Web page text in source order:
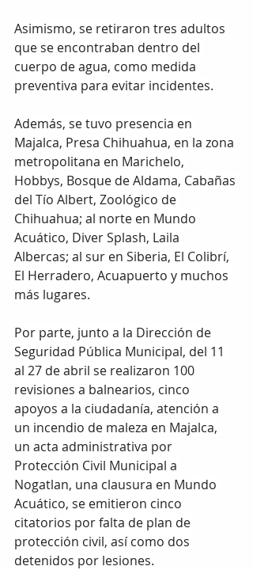
Asimismo, se retiraron tres adultos
que se encontraban dentro del
cuerpo de agua, como medida
preventiva para evitar incidentes.
Además, se tuvo presencia en
Majalca, Presa Chihuahua, en la zona
metropolitana en Marichelo,
Hobbys, Bosque de Aldama, Cabañas
del Tío Albert, Zoológico de
Chihuahua; al norte en Mundo
Acuático, Diver Splash, Laila
Albercas; al sur en Siberia, El Colibrí,
El Herradero, Acuapuerto y muchos
más lugares.
Por parte, junto a la Dirección de
Seguridad Pública Municipal, del 11
al 27 de abril se realizaron 100
revisiones a balnearios, cinco
apoyos a la ciudadanía, atención a
un incendio de maleza en Majalca,
un acta administrativa por
Protección Civil Municipal a
Nogatlan, una clausura en Mundo
Acuático, se emitieron cinco
citatorios por falta de plan de
protección civil, así como dos
detenidos por lesiones.